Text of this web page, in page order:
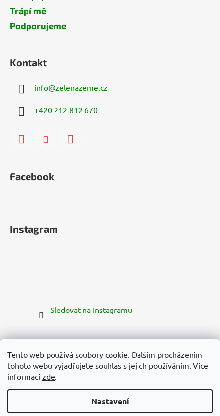
Tento web používá soubory cookie. Dalším procházením
tohoto webu vyjadřujete souhlas s jejich používáním. Více
informací zde.
Nastavení
Trápí mě
Podporujeme
Kontakt
info@zelenazeme.cz
+420 212 812 670
Facebook
Instagram
Sledovat na Instagramu
Vytvořil Shoptet Premium